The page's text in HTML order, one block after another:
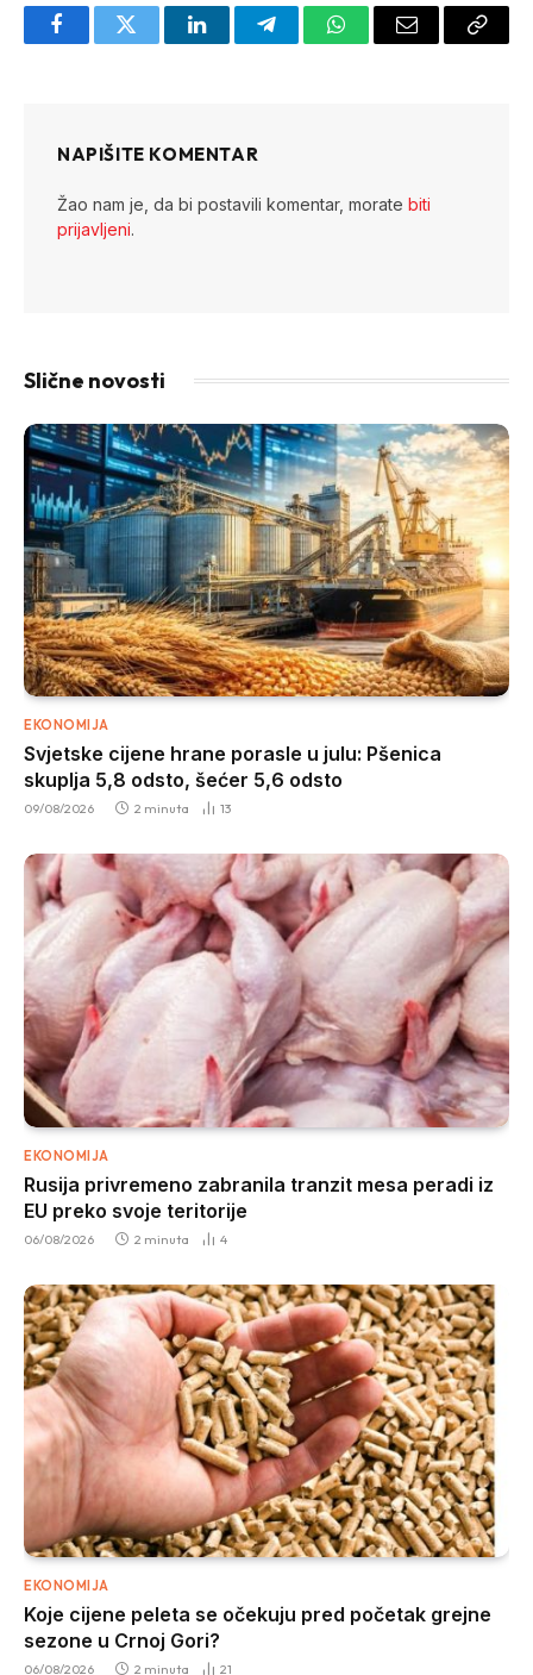
FacebookTwitter LinkedInTelegramWhatsAppEmail
Copy
NAPIŠITE KOMENTAR
Žao nam je, da bi postavili komentar, morate biti
prijavljeni.
Slične novosti
EKONOMIJA
Svjetske cijene hrane porasle u julu: Pšenica
skuplja 5,8 odsto, šećer 5,6 odsto
09/08/2026 2 minuta 13
EKONOMIJA
Rusija privremeno zabranila tranzit mesa peradi iz
EU preko svoje teritorije
06/08/2026 2 minuta 4
EKONOMIJA
Koje cijene peleta se očekuju pred početak grejne
sezone u Crnoj Gori?
06/08/2026 2 minuta 21